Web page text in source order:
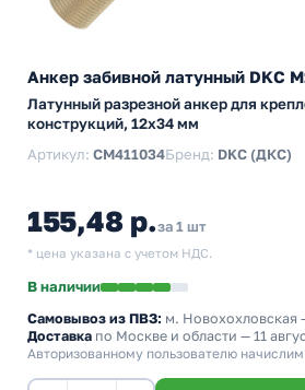
Анкер забивной латунный DKC
Латунный разрезной анкер для
конструкций, 12x34 мм
Артикул: CM411034Бренд: DKC (ДКС)
155,48 р.за 1 шт
* цена указана с учетом НДС.
В наличии
Самовывоз из ПВЗ: м. Новохохловская
Доставка по Москве и области — 11
Авторизованному пользователю начислим